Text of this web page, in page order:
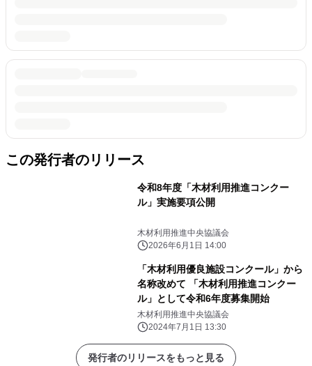
この発行者のリリース
令和8年度「木材利用推進コンクー
ル」実施要項公開
木材利用推進中央協議会
2026年6月1日 14:00
「木材利用優良施設コンクール」から
名称改めて 「木材利用推進コンクー
ル」として令和6年度募集開始
木材利用推進中央協議会
2024年7月1日 13:30
発行者のリリースをもっと見る